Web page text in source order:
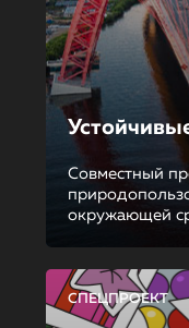
Совместный
окружающей
СПЕЦПРОЕКТ